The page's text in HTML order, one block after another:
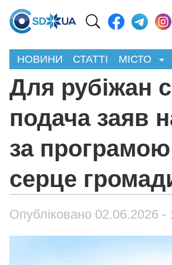
НОВИНИ СТАТТІ МІСТО
Для рубіжан
подача заяв
за програмою
серце
Опубліковано 02.06.2026 -